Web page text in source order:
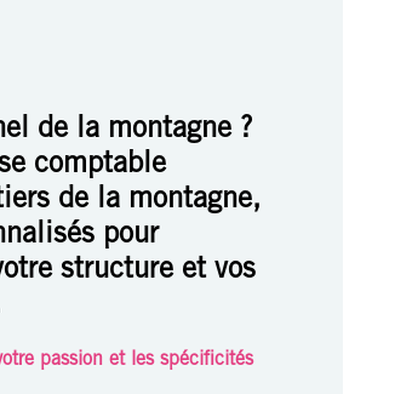
de la montagne ?
comptable
de la montagne,
pour
structure et vos
passion et les spécificités